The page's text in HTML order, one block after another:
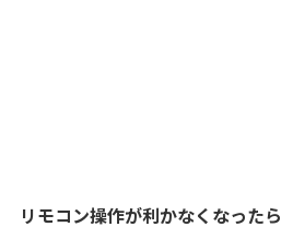
リモコン操作が利かなくなったら